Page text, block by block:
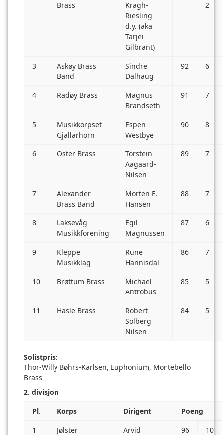
Brass
Kragh-
Riesling
d.y. (aka
Tarjei
Gilbrant)
2
3
Askøy Brass
Band
Sindre
Dalhaug
92 6
4 Radøy Brass
Magnus
Brandseth
91 7
5
Musikkorpset
Gjallarhorn
Espen
Westbye
90 8
6 Oster Brass
Torstein
Aagaard-
Nilsen
89 7
7
Alexander
Brass Band
Morten E.
Hansen
88 7
8
Laksevåg
Musikkforening
Egil
Magnussen
87 6
9
Kleppe
Musikklag
Rune
Hannisdal
86 7
10 Brøttum Brass
Michael
Antrobus
85 5
11 Hasle Brass
Robert
Solberg
Nilsen
84 5
Solistpris:
Thor-Willy Bøhrs-Karlsen, Euphonium, Montebello
Brass
2. divisjon
Pl.
Korps Dirigent
Poeng
1
Jølster Arvid 96 10